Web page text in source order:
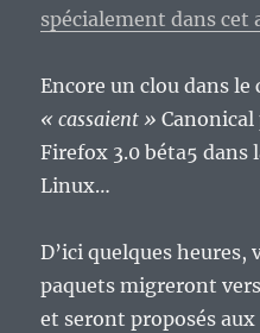
spécialement dans cet
Encore un clou dans le
« cassaient »
Firefox 3.0 béta5 dans
Linux…
D’ici quelques heures,
paquets migreront
et seront proposés